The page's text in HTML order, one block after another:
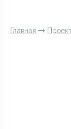
Главная